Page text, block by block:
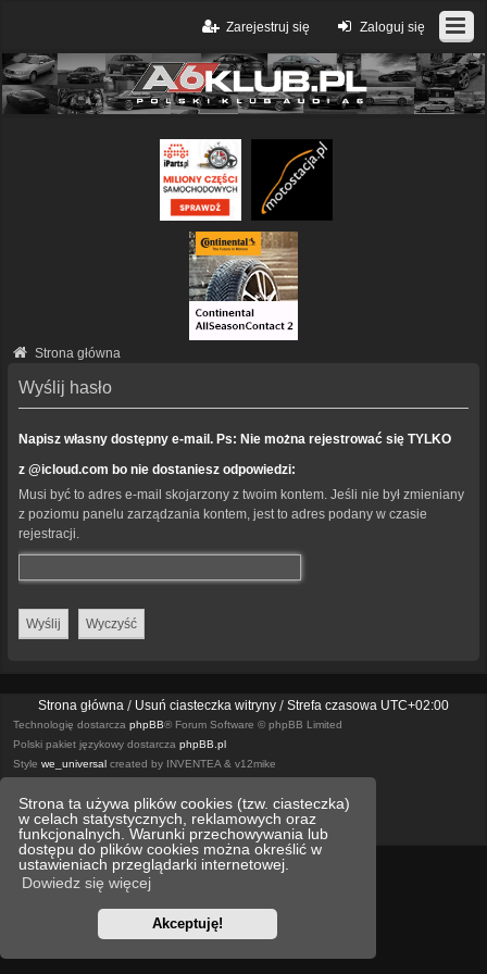
Strona ta używa plików cookies (tzw. ciasteczka)
w celach statystycznych, reklamowych oraz
funkcjonalnych. Warunki przechowywania lub
dostępu do plików cookies można określić w
ustawieniach przeglądarki internetowej.
Dowiedz się więcej
Akceptuję!
Zaloguj się
Zarejestruj się
Strona główna
Wyślij hasło
Napisz własny dostępny e-mail. Ps: Nie można rejestrować się TYLKO
z @icloud.com bo nie dostaniesz odpowiedzi:
Musi być to adres e-mail skojarzony z twoim kontem. Jeśli nie był zmieniany
z poziomu panelu zarządzania kontem, jest to adres podany w czasie
rejestracji.
Strona główna Usuń ciasteczka witryny Strefa czasowa UTC+02:00
Technologię dostarcza phpBB® Forum Software © phpBB Limited
Polski pakiet językowy dostarcza phpBB.pl
Style we_universal created by INVENTEA & v12mike
Optimized by:phpBB SEO
Zasady ochrony danych osobowych Regulamin